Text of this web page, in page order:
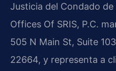
Justicia del Condado
Offices Of SRIS, P.C.
505 N Main St, Suite
22664, y representa a